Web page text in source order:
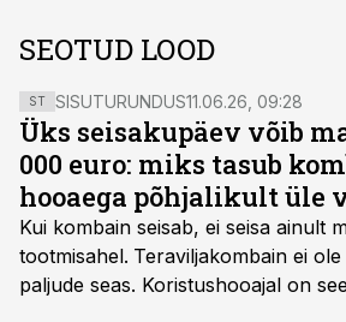
SEOTUD LOOD
ST SISUTURUNDUS11.06.26, 09:28
Üks seisakupäev võib
000 euro: miks tasub
hooaega põhjalikult üle
Kui kombain seisab, ei seisa ainult
tootmisahel. Teraviljakombain ei
paljude seas. Koristushooajal on